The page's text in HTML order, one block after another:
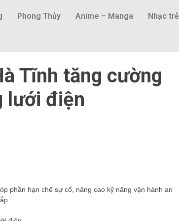
Phong Thủy Anime – Manga Nhạc trẻ
Tĩnh tăng cường
lưới điện
phần hạn chế sự cố, nâng cao kỹ năng vận hành an